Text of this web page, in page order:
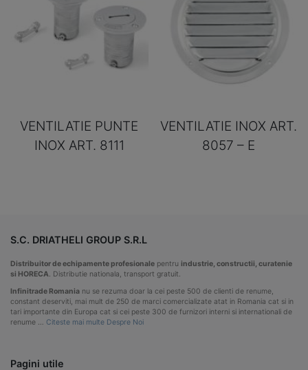
VENTILATIE PUNTE
INOX ART. 8111
VENTILATIE INOX ART.
8057 – E
S.C. DRIATHELI GROUP S.R.L
Distribuitor de echipamente profesionale pentru industrie, constructii, curatenie
si HORECA. Distributie nationala, transport gratuit.
Infinitrade Romania nu se rezuma doar la cei peste 500 de clienti de renume,
constant deserviti, mai mult de 250 de marci comercializate atat in Romania cat si in
tari importante din Europa cat si cei peste 300 de furnizori interni si internationali de
renume … Citeste mai multe Despre Noi
Pagini utile